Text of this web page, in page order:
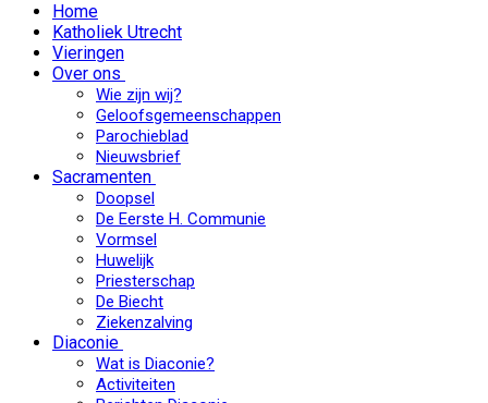
Home
Katholiek Utrecht
Vieringen
Over ons
Wie zijn wij?
Geloofsgemeenschappen
Parochieblad
Nieuwsbrief
Sacramenten
Doopsel
De Eerste H. Communie
Vormsel
Huwelijk
Priesterschap
De Biecht
Ziekenzalving
Diaconie
Wat is Diaconie?
Activiteiten